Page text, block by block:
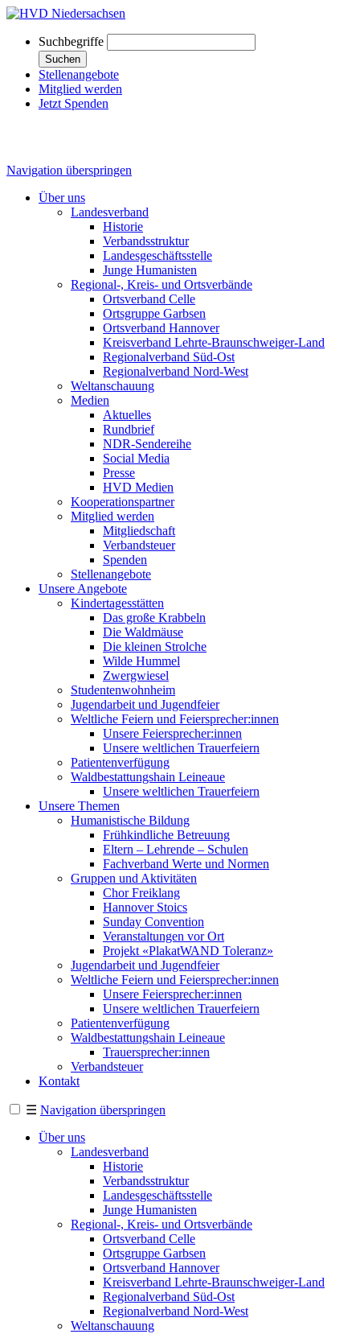
Suchbegriffe
Suchen
Stellenangebote
Mitglied werden
Jetzt Spenden
Navigation überspringen
Über uns
Landesverband
Historie
Verbandsstruktur
Landesgeschäftsstelle
Junge Humanisten
Regional-, Kreis- und Ortsverbände
Ortsverband Celle
Ortsgruppe Garbsen
Ortsverband Hannover
Kreisverband Lehrte-Braunschweiger-Land
Regionalverband Süd-Ost
Regionalverband Nord-West
Weltanschauung
Medien
Aktuelles
Rundbrief
NDR-Sendereihe
Social Media
Presse
HVD Medien
Kooperationspartner
Mitglied werden
Mitgliedschaft
Verbandsteuer
Spenden
Stellenangebote
Unsere Angebote
Kindertagesstätten
Das große Krabbeln
Die Waldmäuse
Die kleinen Strolche
Wilde Hummel
Zwergwiesel
Studentenwohnheim
Jugendarbeit und Jugendfeier
Weltliche Feiern und Feiersprecher:innen
Unsere Feiersprecher:innen
Unsere weltlichen Trauerfeiern
Patientenverfügung
Waldbestattungshain Leineaue
Unsere weltlichen Trauerfeiern
Unsere Themen
Humanistische Bildung
Frühkindliche Betreuung
Eltern – Lehrende – Schulen
Fachverband Werte und Normen
Gruppen und Aktivitäten
Chor Freiklang
Hannover Stoics
Sunday Convention
Veranstaltungen vor Ort
Projekt «PlakatWAND Toleranz»
Jugendarbeit und Jugendfeier
Weltliche Feiern und Feiersprecher:innen
Unsere Feiersprecher:innen
Unsere weltlichen Trauerfeiern
Patientenverfügung
Waldbestattungshain Leineaue
Trauersprecher:innen
Verbandsteuer
Kontakt
☰ Navigation überspringen
Über uns
Landesverband
Historie
Verbandsstruktur
Landesgeschäftsstelle
Junge Humanisten
Regional-, Kreis- und Ortsverbände
Ortsverband Celle
Ortsgruppe Garbsen
Ortsverband Hannover
Kreisverband Lehrte-Braunschweiger-Land
Regionalverband Süd-Ost
Regionalverband Nord-West
Weltanschauung